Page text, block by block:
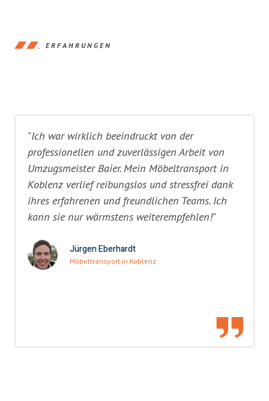
ERFAHRUNGEN
"Ich war wirklich beeindruckt von der
professionellen und zuverlässigen Arbeit von
Umzugsmeister Baier. Mein Möbeltransport in
Koblenz verlief reibungslos und stressfrei dank
ihres erfahrenen und freundlichen Teams. Ich
kann sie nur wärmstens weiterempfehlen!"
Jürgen Eberhardt
Möbeltransport in Koblenz